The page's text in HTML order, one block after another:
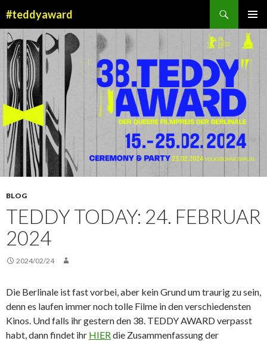
#teddyaward
MENÜ
INHALT
SPRINGEN
BLOG
TEDDY TODAY: 24. FEBRUAR
2024
2024/02/24
Die Berlinale ist fast vorbei, aber kein Grund um traurig zu sein,
denn es laufen immer noch tolle Filme in den verschiedensten
Kinos. Und falls ihr gestern den 38. TEDDY AWARD verpasst
habt, dann findet ihr HIERdie Zusammenfassung der